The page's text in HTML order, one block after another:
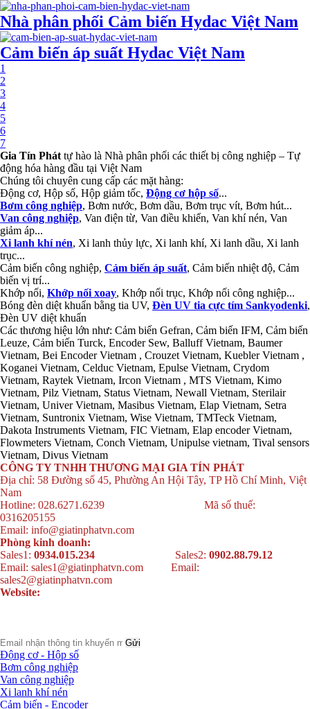
Nhà phân phối Cảm biến Hydac Việt Nam
Cảm biến áp suất Hydac Việt Nam
1
2
3
4
5
6
7
Gia Tín Phát tự hào là Nhà phân phối các thiết bị công nghiệp – Tự
động hóa hàng đầu tại Việt Nam
Chúng tôi chuyên cung cấp các mặt hàng:
Động cơ, Hộp số, Hộp giảm tốc, Động cơ hộp số...
Bơm công nghiệp, Bơm nước, Bơm dầu, Bơm trục vít, Bơm hút...
Van công nghiệp, Van điện từ, Van điều khiển, Van khí nén, Van
giảm áp...
Xi lanh khí nén, Xi lanh thủy lực, Xi lanh khí, Xi lanh dầu, Xi lanh
trục...
Cảm biến công nghiệp, Cảm biến áp suất, Cảm biến nhiệt độ, Cảm
biến vị trí...
Khớp nối, Khớp nối xoay, Khớp nối trục, Khớp nối công nghiệp...
Bóng đèn diệt khuẩn bằng tia UV, Đèn UV tia cực tím Sankyodenki,
Đèn UV diệt khuẩn
Các thương hiệu lớn như: Cảm biến Gefran, Cảm biến IFM, Cảm biến
Leuze, Cảm biến Turck, Encoder Sew, Balluff Vietnam, Baumer
Vietnam, Bei Encoder Vietnam , Crouzet Vietnam, Kuebler Vietnam ,
Koganei Vietnam, Celduc Vietnam, Epulse Vietnam, Crydom
Vietnam, Raytek Vietnam, Ircon Vietnam , MTS Vietnam, Kimo
Vietnam, Pilz Vietnam, Status Vietnam, Newall Vietnam, Sterilair
Vietnam, Univer Vietnam, Masibus Vietnam, Elap Vietnam, Setra
Vietnam, Suntronix Vietnam, Wise Vietnam, TMTeck Vietnam,
Dakota Instruments Vietnam, FIC Vietnam, Elap encoder Vietnam,
Flowmeters Vietnam, Conch Vietnam, Unipulse vietnam, Tival sensors
Vietnam, Divus Vietnam
CÔNG TY TNHH THƯƠNG MẠI GIA TÍN PHÁT
Địa chỉ: 58 Đường số 45, Phường An Hội Tây, TP Hồ Chí Minh, Việt
Nam
Hotline: 028.6271.6239 Mã số thuế:
0316205155
Email: info@giatinphatvn.com
Phòng kinh doanh:
Sales1: 0934.015.234 Sales2: 0902.88.79.12
Email: sales1@giatinphatvn.com Email:
sales2@giatinphatvn.com
Website:
Động cơ - Hộp số
Bơm công nghiệp
Van công nghiệp
Xi lanh khí nén
Cảm biến - Encoder